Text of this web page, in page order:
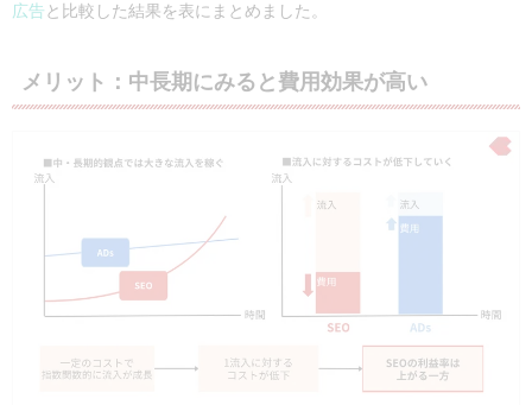
広告と比較した結果を表にまとめました。
メリット：中長期にみると費用効果が高い